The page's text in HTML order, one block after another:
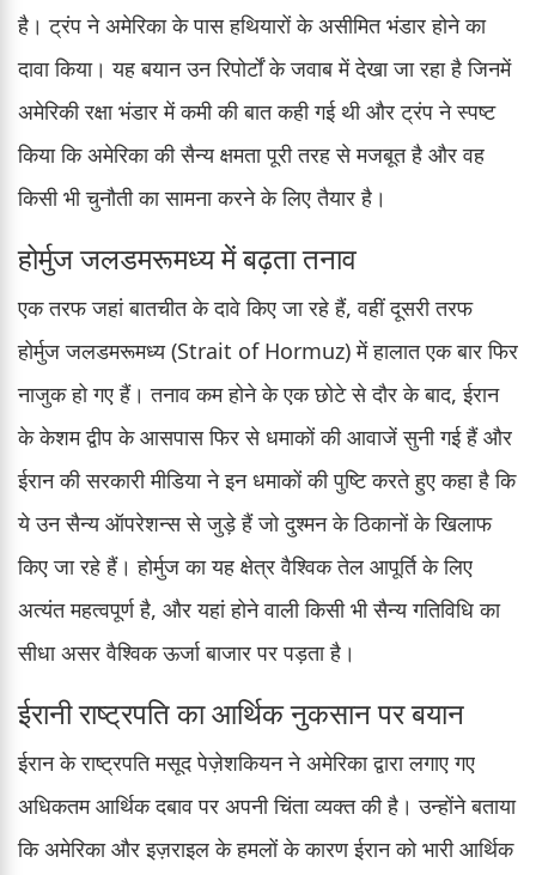
है। ट्रंप ने अमेरिका के पास हथियारों के असीमित भंडार होने का
दावा किया। यह बयान उन रिपोर्टों के जवाब में देखा जा रहा है जिनमें
अमेरिकी रक्षा भंडार में कमी की बात कही गई थी और ट्रंप ने स्पष्ट
किया कि अमेरिका की सैन्य क्षमता पूरी तरह से मजबूत है और वह
किसी भी चुनौती का सामना करने के लिए तैयार है।
होर्मुज जलडमरूमध्य में बढ़ता तनाव
एक तरफ जहां बातचीत के दावे किए जा रहे हैं, वहीं दूसरी तरफ
होर्मुज जलडमरूमध्य (Strait of Hormuz) में हालात एक बार फिर
नाजुक हो गए हैं। तनाव कम होने के एक छोटे से दौर के बाद, ईरान
के केशम द्वीप के आसपास फिर से धमाकों की आवाजें सुनी गई हैं और
ईरान की सरकारी मीडिया ने इन धमाकों की पुष्टि करते हुए कहा है कि
ये उन सैन्य ऑपरेशन्स से जुड़े हैं जो दुश्मन के ठिकानों के खिलाफ
किए जा रहे हैं। होर्मुज का यह क्षेत्र वैश्विक तेल आपूर्ति के लिए
अत्यंत महत्वपूर्ण है, और यहां होने वाली किसी भी सैन्य गतिविधि का
सीधा असर वैश्विक ऊर्जा बाजार पर पड़ता है।
ईरानी राष्ट्रपति का आर्थिक नुकसान पर बयान
ईरान के राष्ट्रपति मसूद पेज़ेशकियन ने अमेरिका द्वारा लगाए गए
अधिकतम आर्थिक दबाव पर अपनी चिंता व्यक्त की है। उन्होंने बताया
कि अमेरिका और इज़राइल के हमलों के कारण ईरान को भारी आर्थिक